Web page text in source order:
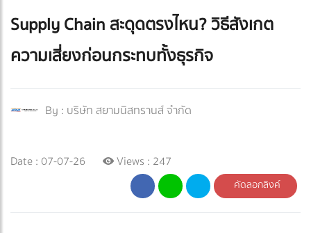
Supply Chain สะดุดตรงไหน? วิธีสังเกต
ความเสี่ยงก่อนกระทบทั้งธุรกิจ
By : บริษัท สยามนิสทรานส์ จำกัด
Date : 07-07-26 Views : 247
คัดลอกลิงค์